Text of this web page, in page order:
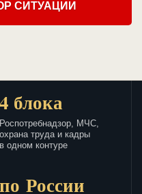
СИТУАЦИИ
4 блока
Роспотребнадзор, МЧС,
охрана труда и кадры
в одном контуре
по России